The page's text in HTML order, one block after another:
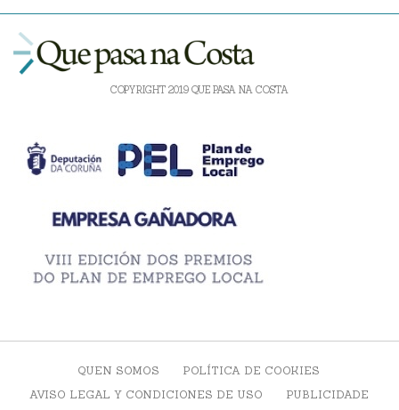
COPYRIGHT 2019 QUE PASA NA COSTA
QUEN SOMOS
POLÍTICA DE COOKIES
AVISO LEGAL Y CONDICIONES DE USO
PUBLICIDADE